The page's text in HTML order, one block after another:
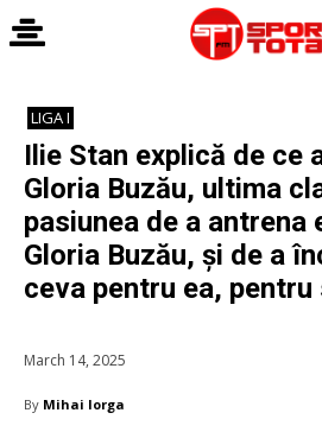
LIGA I
Ilie Stan explică de ce
Gloria Buzău, ultima
pasiunea de a antrena
Gloria Buzău, și de a
ceva pentru ea, pentru
March 14, 2025
By Mihai Iorga